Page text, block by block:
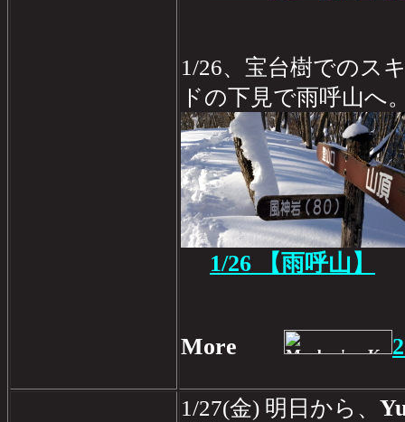
1/26、宝台樹でのス
ドの下見で雨呼山へ
1/26 【雨呼山】
More
1/27(金) 明日から、